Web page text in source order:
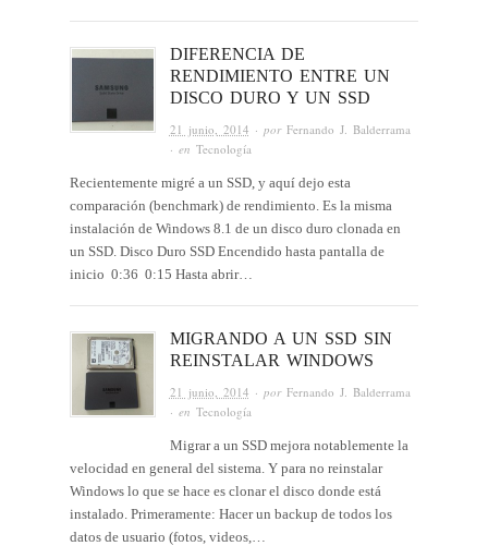
DIFERENCIA DE
RENDIMIENTO ENTRE UN
DISCO DURO Y UN SSD
21 junio, 2014 · por Fernando J. Balderrama
· en Tecnología
Recientemente migré a un SSD, y aquí dejo esta
comparación (benchmark) de rendimiento. Es la misma
instalación de Windows 8.1 de un disco duro clonada en
un SSD. Disco Duro SSD Encendido hasta pantalla de
inicio 0:36 0:15 Hasta abrir…
MIGRANDO A UN SSD SIN
REINSTALAR WINDOWS
21 junio, 2014 · por Fernando J. Balderrama
· en Tecnología
Migrar a un SSD mejora notablemente la
velocidad en general del sistema. Y para no reinstalar
Windows lo que se hace es clonar el disco donde está
instalado. Primeramente: Hacer un backup de todos los
datos de usuario (fotos, videos,…